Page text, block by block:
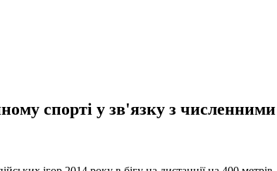
спорті у зв'язку з